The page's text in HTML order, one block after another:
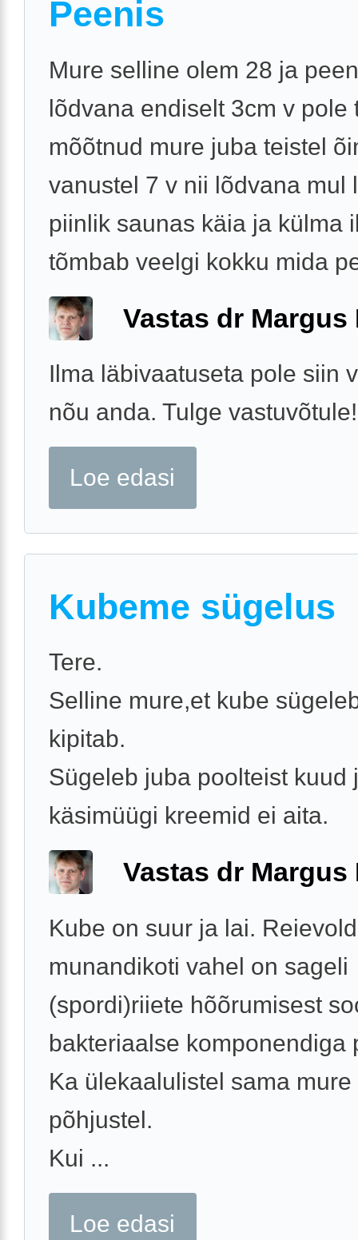
Peenis
Mure selline olem 28 ja
lõdvana endiselt 3cm v pole
mõõtnud mure juba teistel
vanustel 7 v nii lõdvana mul
piinlik saunas käia ja külma
tõmbab veelgi kokku mida
Vastas dr Margus
Ilma läbivaatuseta pole siin
nõu anda. Tulge vastuvõtule!
Loe edasi
Kubeme sügelus
Tere.
Selline mure,et kube
kipitab.
Sügeleb juba poolteist kuud
käsimüügi kreemid ei aita.
Vastas dr Margus
Kube on suur ja lai.
munandikoti vahel on sageli
(spordi)riiete hõõrumisest
bakteriaalse komponendiga
Ka ülekaalulistel sama
põhjustel.
Kui ...
Loe edasi